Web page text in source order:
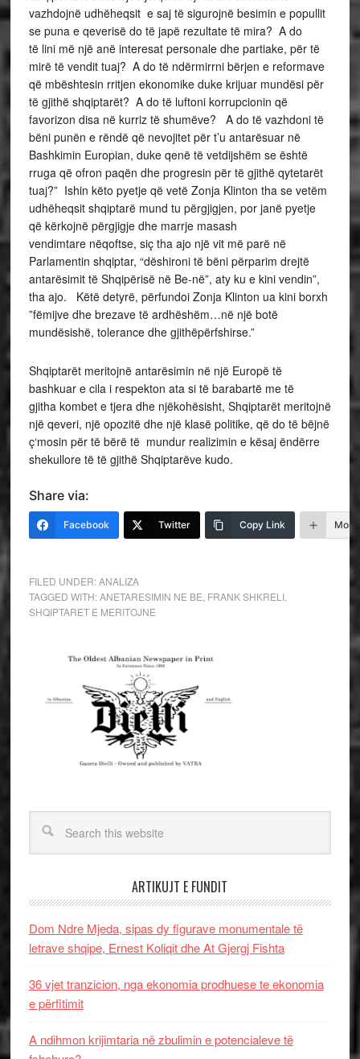
vazhdojnë udhëheqsit e saj të sigurojnë besimin e popullit
se puna e qeverisë do të japë rezultate të mira? A do
të lini më një anë interesat personale dhe partiake, për të
mirë të vendit tuaj? A do të ndërmirrni bërjen e reformave
që mbështesin rritjen ekonomike duke krijuar mundësi për
të gjithë shqiptarët? A do të luftoni korrupcionin që
favorizon disa në kurriz të shumëve? A do të vazhdoni të
bëni punën e rëndë që nevojitet për t’u antarësuar në
Bashkimin Europian, duke qenë të vetdijshëm se është
rruga që ofron paqën dhe progresin për të gjithë qytetarët
tuaj?” Ishin këto pyetje që vetë Zonja Klinton tha se vetëm
udhëheqsit shqiptarë mund tu përgjigjen, por janë pyetje
që kërkojnë përgjigje dhe marrje masash
vendimtare nëqoftse, siç tha ajo një vit më parë në
Parlamentin shqiptar, “dëshironi të bëni përparim drejtë
antarësimit të Shqipërisë në Be-në”, aty ku e kini vendin”,
tha ajo. Këtë detyrë, përfundoi Zonja Klinton ua kini borxh
”fëmijve dhe brezave të ardhëshëm…në një botë
mundësishë, tolerance dhe gjithëpërfshirse.”
Shqiptarët meritojnë antarësimin në një Europë të
bashkuar e cila i respekton ata si të barabartë me të
gjitha kombet e tjera dhe njëkohësisht, Shqiptarët meritojnë
një qeveri, një opozitë dhe një klasë politike, që do të bëjnë
ç‘mosin për të bërë të mundur realizimin e kësaj ëndërre
shekullore të të gjithë Shqiptarëve kudo.
Share via:
Facebook Twitter Copy Link More
FILED UNDER:ANALIZA
TAGGED WITH:ANETARESIMIN NE BE FRANK SHKRELI,
SHQIPTARET E MERITOJNE
ARTIKUJT E FUNDIT
Dom Ndre Mjeda, sipas dy figurave monumentale të
letrave shqipe, Ernest Koliqit dhe At Gjergj Fishta
36 vjet tranzicion, nga ekonomia prodhuese te ekonomia
e përfitimit
A ndihmon krijimtaria në zbulimin e potencialeve të